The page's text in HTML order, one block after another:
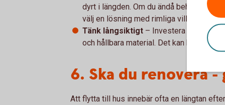
dyrt i längden. Om du ändå behöver
välj en lösning med rimliga villkor.
Tänk långsiktigt – Investera i kvalitet
och hållbara material. Det kan kosta
6. Ska du renovera
Att flytta till hus innebär ofta en längtan